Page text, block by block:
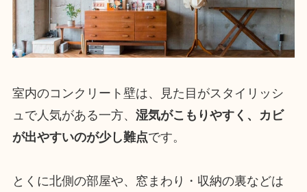
室内のコンクリート壁は、見た目がスタイリッシ
ュで人気がある一方、 湿気がこもりやすく、カビ
が出やすいのが少し難点です。
とくに北側の部屋や、窓まわり・収納の裏などは